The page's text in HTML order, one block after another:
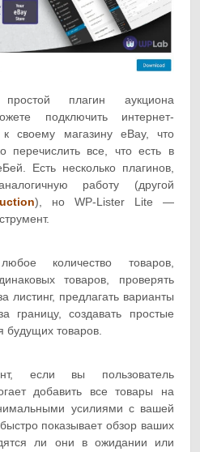
плагин аукциона
подключить интернет-
к своему магазину eBay, что
перечислить все, что есть в
Есть несколько плагинов,
работу (другой
), но WP-Lister Lite —
количество товаров,
товаров, проверять
листинг, предлагать варианты
границу, создавать простые
будущих товаров.
если вы пользователь
добавить все товары на
усилиями с вашей
показывает обзор ваших
ли они в ожидании или